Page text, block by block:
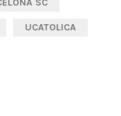
UCATOLICA